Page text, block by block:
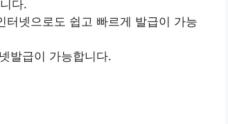
다.
넷으로도 쉽고 빠르게 발급이 가능
발급이 가능합니다.